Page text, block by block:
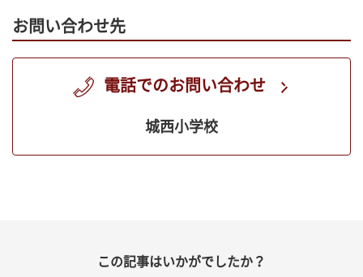
お問い合わせ先
電話でのお問い合わせ
城西小学校
この記事はいかがでしたか？